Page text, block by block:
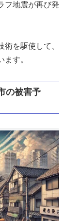
フ地震が再び発
を駆使して、
す。
の被害予